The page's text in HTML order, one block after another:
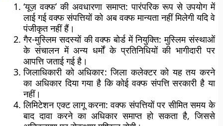
‘यूज़ वक्फ’ की अवधारणा समाप्त: पारंपरिक रूप से उपयोग में
लाई गई वक्फ संपत्तियों को अब वक्फ मान्यता नहीं मिलेगी यदि वे
पंजीकृत नहीं हैं।
गैर-मुस्लिम सदस्यों की वक्फ बोर्ड में नियुक्ति: मुस्लिम संस्थाओं
के संचालन में अन्य धर्मों के प्रतिनिधियों की भागीदारी पर
आपत्ति जताई गई है।
जिलाधिकारी को अधिकार: जिला कलेक्टर को यह तय करने
का अधिकार दिया गया है कि कोई वक्फ संपत्ति सरकारी है या
नहीं।
लिमिटेशन एक्ट लागू करना: वक्फ संपत्तियों पर सीमित समय के
बाद दावा करने का अधिकार समाप्त हो सकता है, जिससे